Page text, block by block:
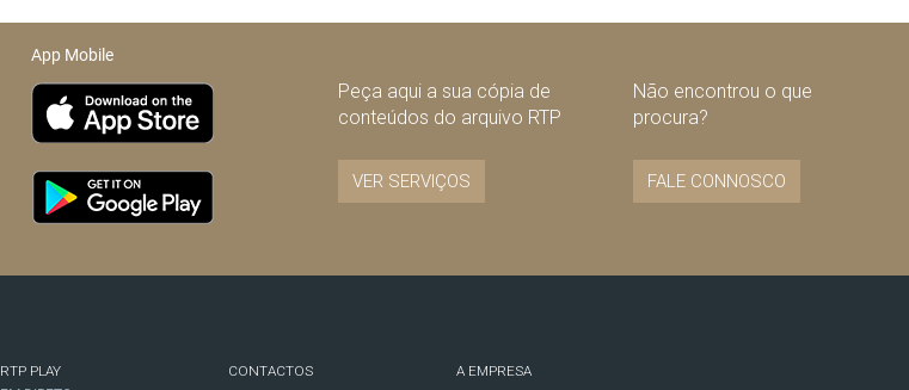
App Mobile
Peça aqui a sua cópia de
conteúdos do arquivo RTP
VER SERVIÇOS
Não encontrou o que
procura?
FALE CONNOSCO
RTP PLAY
CONTACTOS
A EMPRESA